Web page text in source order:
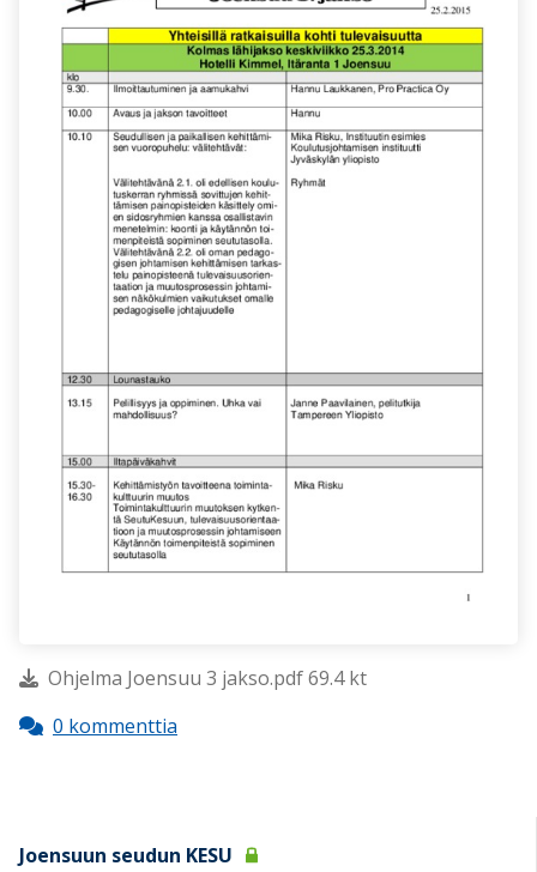
Ohjelma Joensuu 3 jakso.pdf 69.4 kt
0 kommenttia
Joensuun seudun KESU